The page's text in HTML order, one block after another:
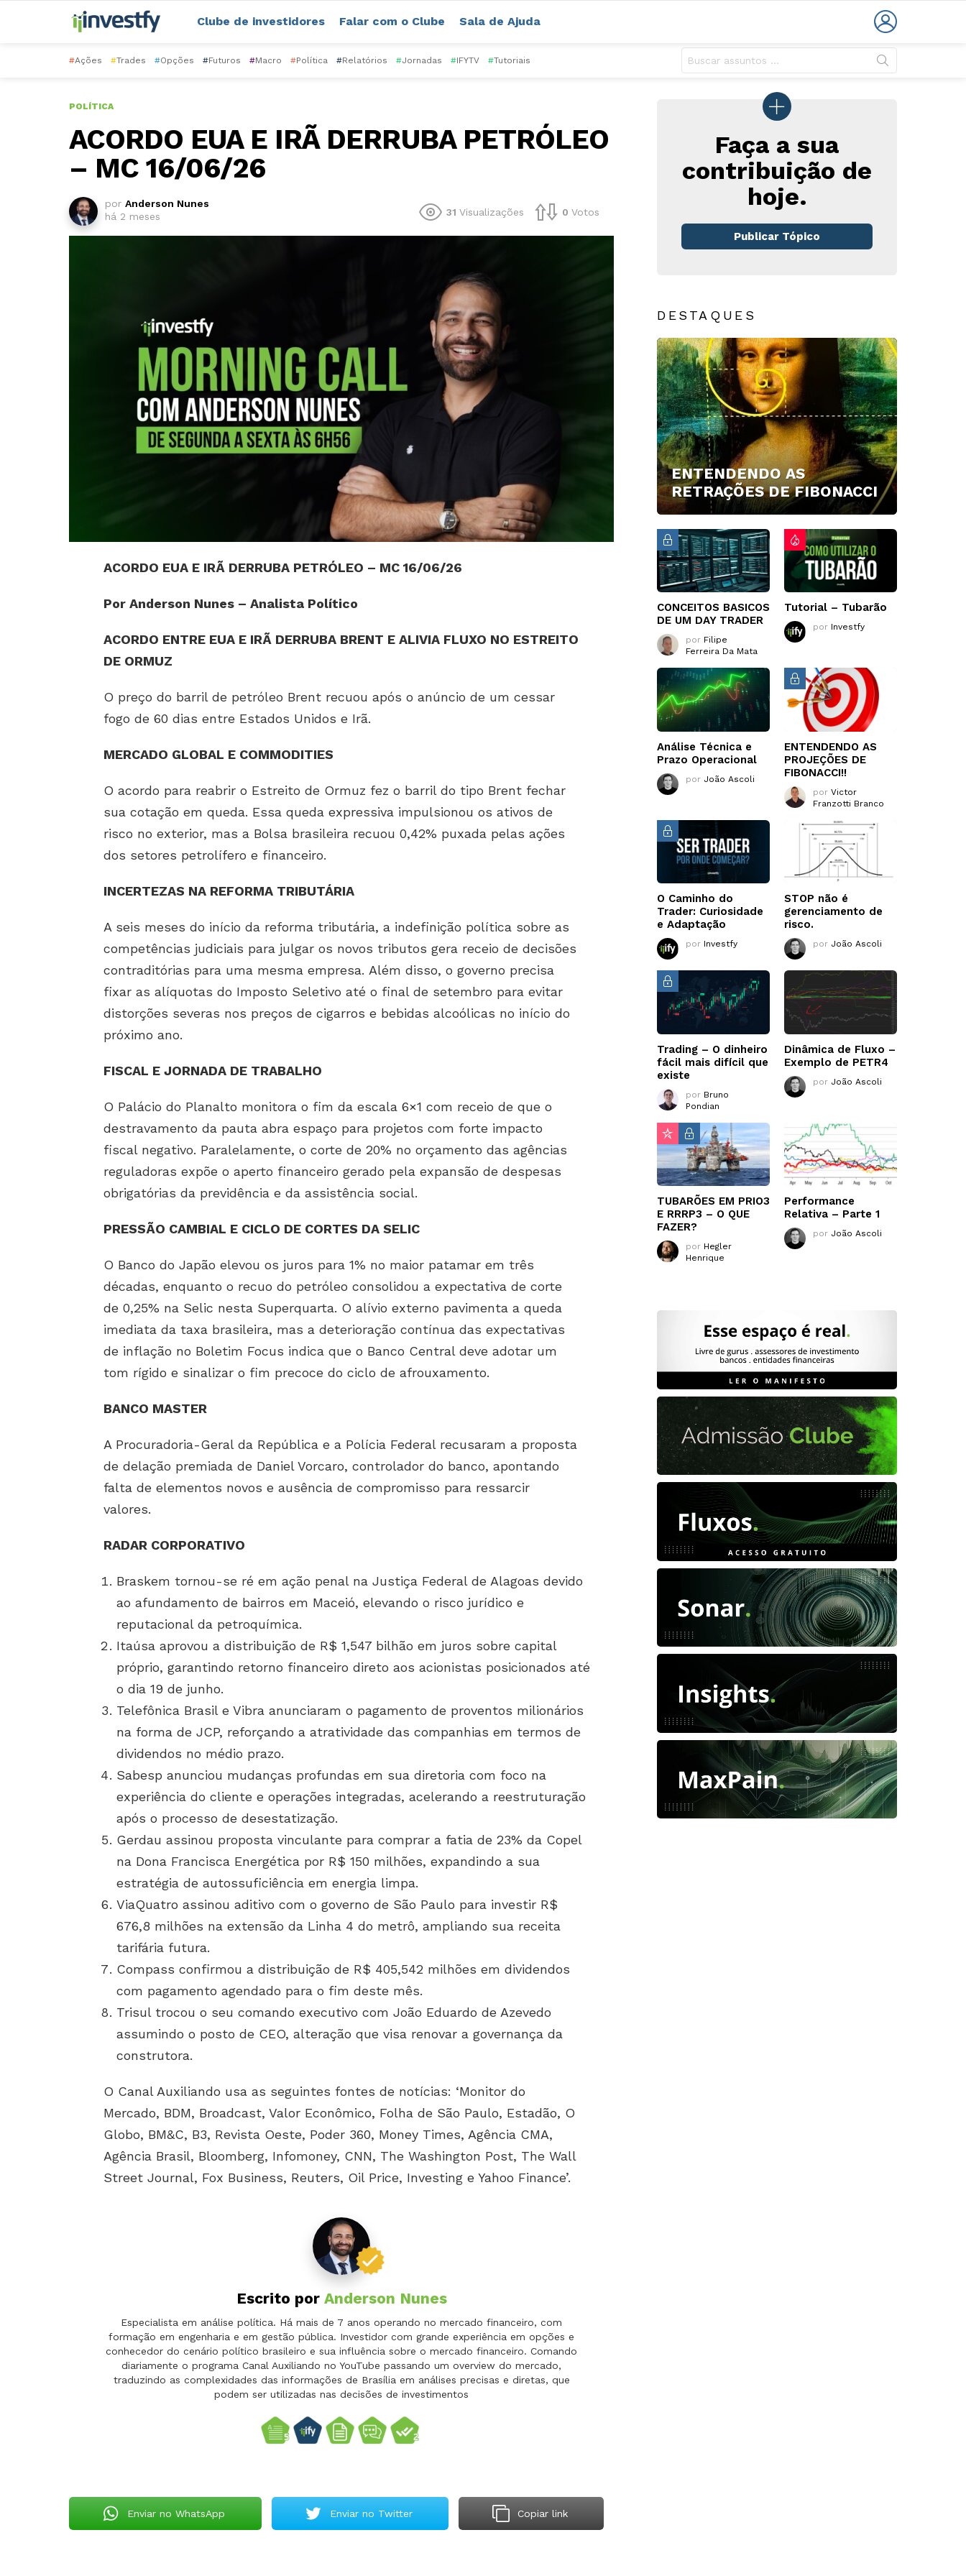
Clube de investidores Falar com o Clube Sala de Ajuda
#Ações #Trades #Opções #Futuros #Macro #Política #Relatórios #Jornadas #IFYTV #Tutoriais
POLÍTICA
ACORDO EUA E IRÃ DERRUBA PETRÓLEO
– MC 16/06/26
por Anderson Nunes
há 2 meses
31 Visualizações 0 Votos
ACORDO EUA E IRÃ DERRUBA PETRÓLEO – MC 16/06/26
Por Anderson Nunes – Analista Político
ACORDO ENTRE EUA E IRÃ DERRUBA BRENT E ALIVIA FLUXO NO ESTREITO
DE ORMUZ
O preço do barril de petróleo Brent recuou após o anúncio de um cessar
fogo de 60 dias entre Estados Unidos e Irã.
MERCADO GLOBAL E COMMODITIES
O acordo para reabrir o Estreito de Ormuz fez o barril do tipo Brent fechar
sua cotação em queda. Essa queda expressiva impulsionou os ativos de
risco no exterior, mas a Bolsa brasileira recuou 0,42% puxada pelas ações
dos setores petrolífero e financeiro.
INCERTEZAS NA REFORMA TRIBUTÁRIA
A seis meses do início da reforma tributária, a indefinição política sobre as
competências judiciais para julgar os novos tributos gera receio de decisões
contraditórias para uma mesma empresa. Além disso, o governo precisa
fixar as alíquotas do Imposto Seletivo até o final de setembro para evitar
distorções severas nos preços de cigarros e bebidas alcoólicas no início do
próximo ano.
FISCAL E JORNADA DE TRABALHO
O Palácio do Planalto monitora o fim da escala 6×1 com receio de que o
destravamento da pauta abra espaço para projetos com forte impacto
fiscal negativo. Paralelamente, o corte de 20% no orçamento das agências
reguladoras expõe o aperto financeiro gerado pela expansão de despesas
obrigatórias da previdência e da assistência social.
PRESSÃO CAMBIAL E CICLO DE CORTES DA SELIC
O Banco do Japão elevou os juros para 1% no maior patamar em três
décadas, enquanto o recuo do petróleo consolidou a expectativa de corte
de 0,25% na Selic nesta Superquarta. O alívio externo pavimenta a queda
imediata da taxa brasileira, mas a deterioração contínua das expectativas
de inflação no Boletim Focus indica que o Banco Central deve adotar um
tom rígido e sinalizar o fim precoce do ciclo de afrouxamento.
BANCO MASTER
A Procuradoria-Geral da República e a Polícia Federal recusaram a proposta
de delação premiada de Daniel Vorcaro, controlador do banco, apontando
falta de elementos novos e ausência de compromisso para ressarcir
valores.
RADAR CORPORATIVO
Braskem tornou-se ré em ação penal na Justiça Federal de Alagoas devido
ao afundamento de bairros em Maceió, elevando o risco jurídico e
reputacional da petroquímica.
Itaúsa aprovou a distribuição de R$ 1,547 bilhão em juros sobre capital
próprio, garantindo retorno financeiro direto aos acionistas posicionados até
o dia 19 de junho.
Telefônica Brasil e Vibra anunciaram o pagamento de proventos milionários
na forma de JCP, reforçando a atratividade das companhias em termos de
dividendos no médio prazo.
Sabesp anunciou mudanças profundas em sua diretoria com foco na
experiência do cliente e operações integradas, acelerando a reestruturação
após o processo de desestatização.
Gerdau assinou proposta vinculante para comprar a fatia de 23% da Copel
na Dona Francisca Energética por R$ 150 milhões, expandindo a sua
estratégia de autossuficiência em energia limpa.
ViaQuatro assinou aditivo com o governo de São Paulo para investir R$
676,8 milhões na extensão da Linha 4 do metrô, ampliando sua receita
tarifária futura.
Compass confirmou a distribuição de R$ 405,542 milhões em dividendos
com pagamento agendado para o fim deste mês.
Trisul trocou o seu comando executivo com João Eduardo de Azevedo
assumindo o posto de CEO, alteração que visa renovar a governança da
construtora.
O Canal Auxiliando usa as seguintes fontes de notícias: ‘Monitor do
Mercado, BDM, Broadcast, Valor Econômico, Folha de São Paulo, Estadão, O
Globo, BM&C, B3, Revista Oeste, Poder 360, Money Times, Agência CMA,
Agência Brasil, Bloomberg, Infomoney, CNN, The Washington Post, The Wall
Street Journal, Fox Business, Reuters, Oil Price, Investing e Yahoo Finance’.
Escrito por Anderson Nunes
Especialista em análise política. Há mais de 7 anos operando no mercado financeiro, com
formação em engenharia e em gestão pública. Investidor com grande experiência em opções e
conhecedor do cenário político brasileiro e sua influência sobre o mercado financeiro. Comando
diariamente o programa Canal Auxiliando no YouTube passando um overview do mercado,
traduzindo as complexidades das informações de Brasília em análises precisas e diretas, que
podem ser utilizadas nas decisões de investimentos
Enviar no WhatsApp Enviar no Twitter Copiar link
Faça a sua
contribuição de
hoje.
Publicar Tópico
DESTAQUES
ENTENDENDO AS
RETRAÇÕES DE FIBONACCI
CONCEITOS BASICOS
DE UM DAY TRADER
por Filipe
Ferreira Da Mata
Tutorial – Tubarão
por Investfy
Análise Técnica e
Prazo Operacional
por João Ascoli
ENTENDENDO AS
PROJEÇÕES DE
FIBONACCI!!
por Victor
Franzotti Branco
O Caminho do
Trader: Curiosidade
e Adaptação
por Investfy
STOP não é
gerenciamento de
risco.
por João Ascoli
Trading – O dinheiro
fácil mais difícil que
existe
por Bruno
Pondian
Dinâmica de Fluxo –
Exemplo de PETR4
por João Ascoli
TUBARÕES EM PRIO3
E RRRP3 – O QUE
FAZER?
por Hegler
Henrique
Performance
Relativa – Parte 1
por João Ascoli